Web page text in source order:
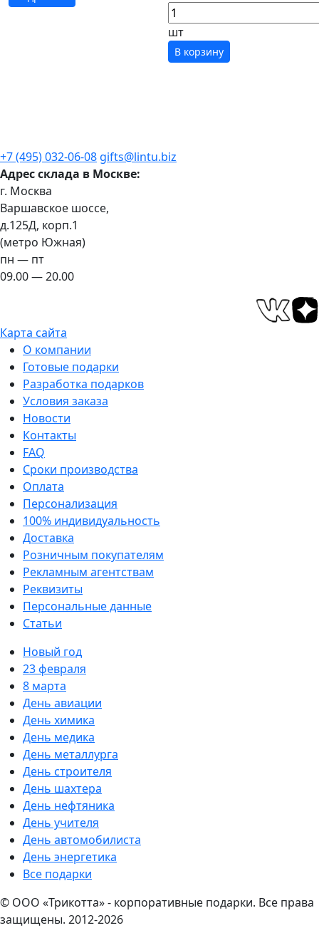
шт
В корзину
+7 (495) 032-06-08 gifts@lintu.biz
Адрес склада в Москве:
г. Москва
Варшавское шоссе,
д.125Д, корп.1
(метро Южная)
пн — пт
09.00 — 20.00
Карта сайта
О компании
Готовые подарки
Разработка подарков
Условия заказа
Новости
Контакты
FAQ
Сроки производства
Оплата
Персонализация
100% индивидуальность
Доставка
Розничным покупателям
Рекламным агентствам
Реквизиты
Персональные данные
Статьи
Новый год
23 февраля
8 марта
День авиации
День химика
День медика
День металлурга
День строителя
День шахтера
День нефтяника
День учителя
День автомобилиста
День энергетика
Все подарки
© ООО «Трикотта» - корпоративные подарки. Все права
защищены. 2012-2026